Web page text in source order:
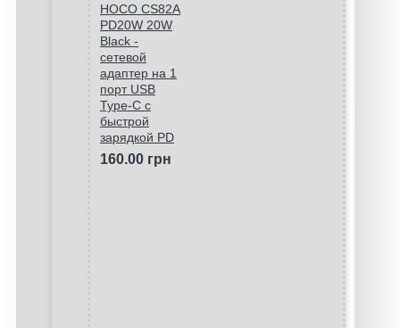
HOCO CS82A
PD20W 20W
Black -
сетевой
адаптер на 1
порт USB
Type-C c
быстрой
зарядкой PD
160.00 грн